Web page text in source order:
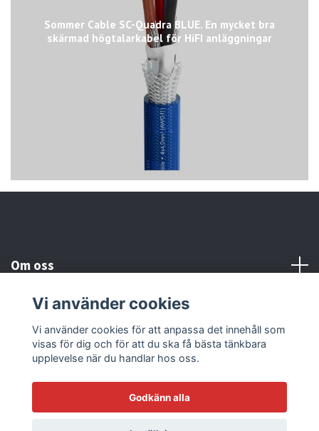
Sommer Cable SC-Quadra BLUE. En mycket bra
skärmad högtalarkabel för HiFI anläggningar
Om oss
Kundtjänst
Läs mer
Vi använder cookies
Vi använder cookies för att anpassa det innehåll som
visas för dig och för att du ska få bästa tänkbara
upplevelse när du handlar hos oss.
Godkänn alla